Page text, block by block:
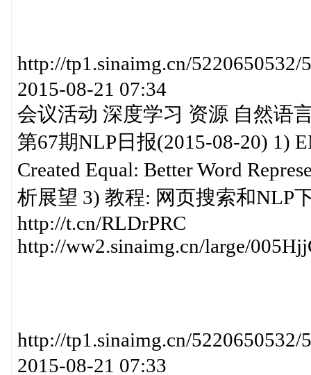
http://tp1.sinaimg.cn/
2015-08-21 07:34
会议活动 深度学习 资源 自然语
第67期NLP日报(2015-08-20) 1)
Created Equal: Better Word
析展望 3) 教程: 网页搜索和NLP
http://t.cn/RLDrPRC
http://ww2.sinaimg.cn/large/
http://tp1.sinaimg.cn/
2015-08-21 07:33